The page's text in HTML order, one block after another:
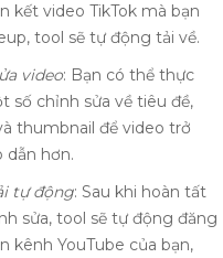
kết video TikTok mà bạn
tool sẽ tự động tải về.
video: Bạn có thể thực
số chỉnh sửa về tiêu đề,
thumbnail để video trở
dẫn hơn.
tự động: Sau khi hoàn tất
sửa, tool sẽ tự động đăng
kênh YouTube của bạn,